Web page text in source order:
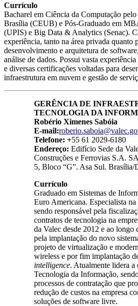
Currículo
Bacharel em Ciência da Computação
Brasília (CEUB) e Pós-Graduado em
(UPIS) e Big Data & Analytics (Senac).
experiência, tanto na área privada quanto
desenvolvimento e arquitetura de
análise de dados. Possui vasta
e diversas certificações voltadas para
infraestrutura em nuvem e gestão de
GERÊNCIA DE
TECNOLOGIA DA
Robério Ximenes Sabóia
E-mail:
Telefone: +55 61 2029-6180
Endereço: Edifício Sede da
Construções e Ferrovias S.A.
5, Bloco “G”. Asa Sul. Brasília/
Currículo
Graduado em Sistemas de
Euro Americana. Especialista na
sendo responsável pela
contratos de tecnologia na
da Valec desde 2012 e ao longo
pela implantação do novo
projeto de virtualização e
wireless e por fim implantação
intelligence. Atualmente lidera a
Tecnologia da Informação,
processos de contratação que
redução de custos na empresa
soluções de software livre.